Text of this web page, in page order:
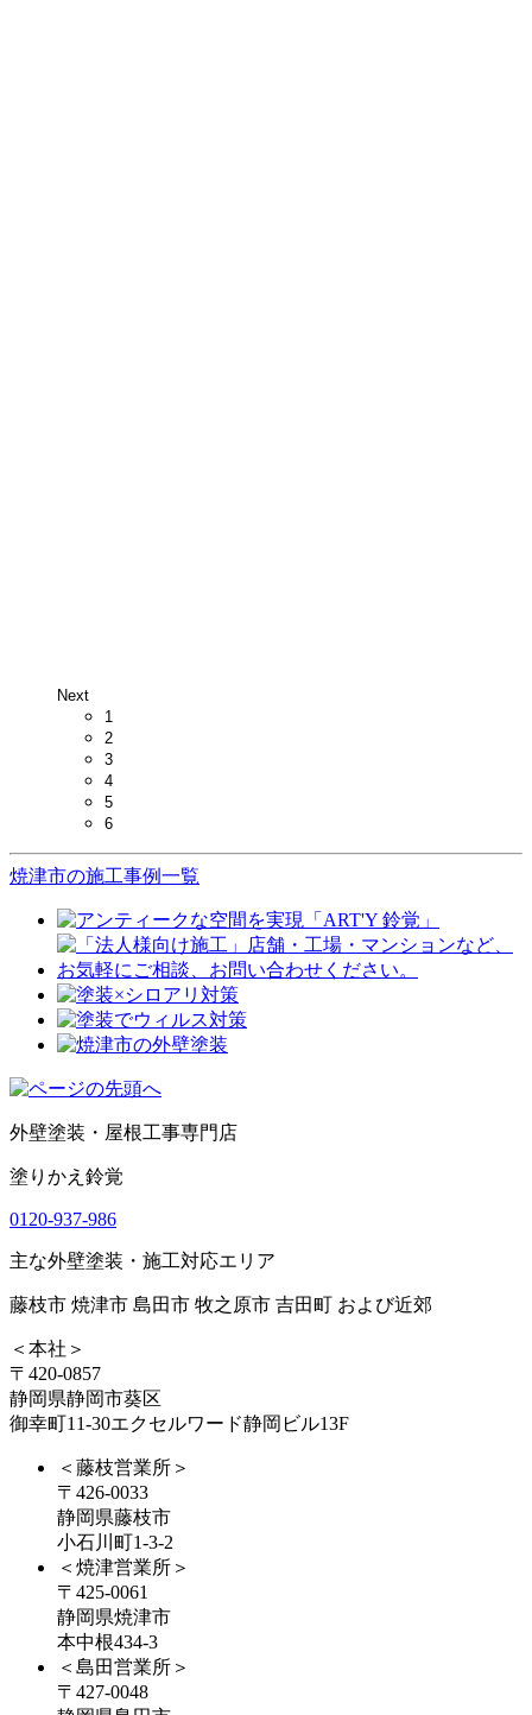
Next
1
2
3
4
5
6
焼津市の施工事例一覧
外壁塗装・屋根工事専門店
塗りかえ鈴覚
0120-937-986
主な外壁塗装・施工対応エリア
藤枝市 焼津市 島田市 牧之原市 吉田町 および近郊
＜本社＞
〒420-0857
静岡県静岡市葵区
御幸町11-30エクセルワード静岡ビル13F
＜藤枝営業所＞
〒426-0033
静岡県藤枝市
小石川町1-3-2
＜焼津営業所＞
〒425-0061
静岡県焼津市
本中根434-3
＜島田営業所＞
〒427-0048